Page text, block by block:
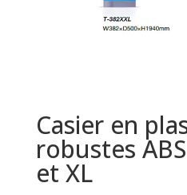
Casier en
robustes
et XL